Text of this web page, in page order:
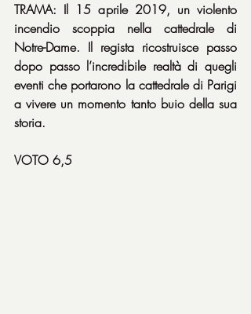
TRAMA: Il 15 aprile 2019, un violento
incendio scoppia nella cattedrale di
Notre-Dame. Il regista ricostruisce passo
dopo passo l’incredibile realtà di quegli
eventi che portarono la cattedrale di Parigi
a vivere un momento tanto buio della sua
storia.
VOTO 6,5